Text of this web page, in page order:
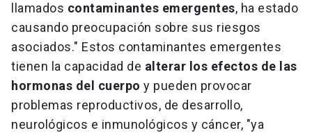
llamados contaminantes emergentes, ha estado
causando preocupación sobre sus riesgos
asociados." Estos contaminantes emergentes
tienen la capacidad de alterar los efectos de las
hormonas del cuerpo y pueden provocar
problemas reproductivos, de desarrollo,
neurológicos e inmunológicos y cáncer, "ya